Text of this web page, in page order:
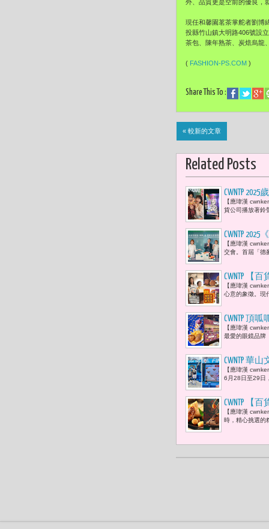
外、品質更是空前的優良，
現任和馨園茗茶掌舵者劉博
投縣竹山鎮大明路406號設
茶包、陳年熟茶、炭焙烏龍
( FASHION-PS.COM )
Share This To :
« 較新的文章
Related Posts
CWNTP
幽默 肯德
【應瑋漢
貨公司播放著鈴
CWNTP
郭書宏誕
【應瑋漢
交會。首屆「德
CWNTP 【
盒、老爺
成禮坊月
【應瑋漢
心意的象徵。現
CWNTP 頂
泥及聯名
【應瑋漢
最愛的眼鏡品牌
CWNTP 華
炎夏中我
【應瑋漢
6月28日至29日
CWNTP 【
應世界地
【應瑋漢
時，精心挑選的